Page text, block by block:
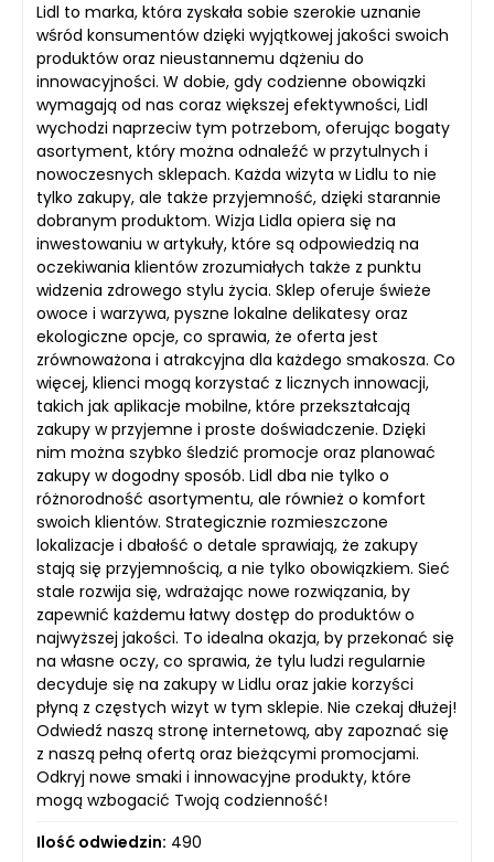
Lidl to marka, która zyskała sobie szerokie uznanie
wśród konsumentów dzięki wyjątkowej jakości swoich
produktów oraz nieustannemu dążeniu do
innowacyjności. W dobie, gdy codzienne obowiązki
wymagają od nas coraz większej efektywności, Lidl
wychodzi naprzeciw tym potrzebom, oferując bogaty
asortyment, który można odnaleźć w przytulnych i
nowoczesnych sklepach. Każda wizyta w Lidlu to nie
tylko zakupy, ale także przyjemność, dzięki starannie
dobranym produktom. Wizja Lidla opiera się na
inwestowaniu w artykuły, które są odpowiedzią na
oczekiwania klientów zrozumiałych także z punktu
widzenia zdrowego stylu życia. Sklep oferuje świeże
owoce i warzywa, pyszne lokalne delikatesy oraz
ekologiczne opcje, co sprawia, że oferta jest
zrównoważona i atrakcyjna dla każdego smakosza. Co
więcej, klienci mogą korzystać z licznych innowacji,
takich jak aplikacje mobilne, które przekształcają
zakupy w przyjemne i proste doświadczenie. Dzięki
nim można szybko śledzić promocje oraz planować
zakupy w dogodny sposób. Lidl dba nie tylko o
różnorodność asortymentu, ale również o komfort
swoich klientów. Strategicznie rozmieszczone
lokalizacje i dbałość o detale sprawiają, że zakupy
stają się przyjemnością, a nie tylko obowiązkiem. Sieć
stale rozwija się, wdrażając nowe rozwiązania, by
zapewnić każdemu łatwy dostęp do produktów o
najwyższej jakości. To idealna okazja, by przekonać się
na własne oczy, co sprawia, że tylu ludzi regularnie
decyduje się na zakupy w Lidlu oraz jakie korzyści
płyną z częstych wizyt w tym sklepie. Nie czekaj dłużej!
Odwiedź naszą stronę internetową, aby zapoznać się
z naszą pełną ofertą oraz bieżącymi promocjami.
Odkryj nowe smaki i innowacyjne produkty, które
mogą wzbogacić Twoją codzienność!
Ilość odwiedzin: 490